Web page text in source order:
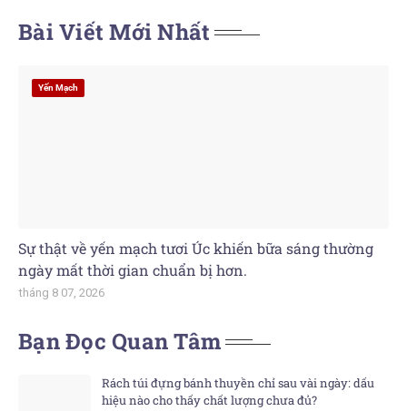
Bài Viết Mới Nhất
Yến Mạch
Sự thật về yến mạch tươi Úc khiến bữa sáng thường
ngày mất thời gian chuẩn bị hơn.
tháng 8 07, 2026
Bạn Đọc Quan Tâm
Rách túi đựng bánh thuyền chỉ sau vài ngày: dấu
hiệu nào cho thấy chất lượng chưa đủ?